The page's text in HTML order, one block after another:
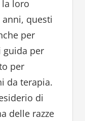
loro
questi
per
guida per
per
da terapia.
di
delle razze